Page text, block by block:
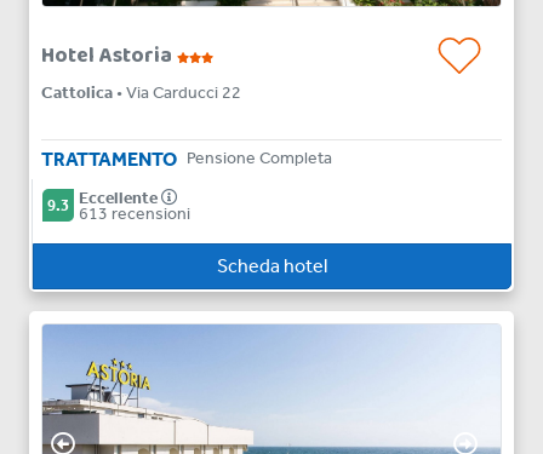
Hotel Astoria
Cattolica • Via Carducci 22
TRATTAMENTO Pensione Completa
9.3 Eccellente
613 recensioni
Scheda hotel